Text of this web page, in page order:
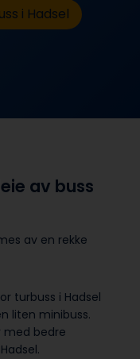
i Hadsel
av buss
av en rekke
turbuss i Hadsel
liten minibuss.
med bedre